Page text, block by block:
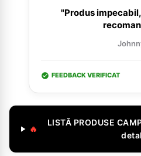
"Produs
FEEDBACK VERIFICAT
🔥
LISTĂ PRODUSE